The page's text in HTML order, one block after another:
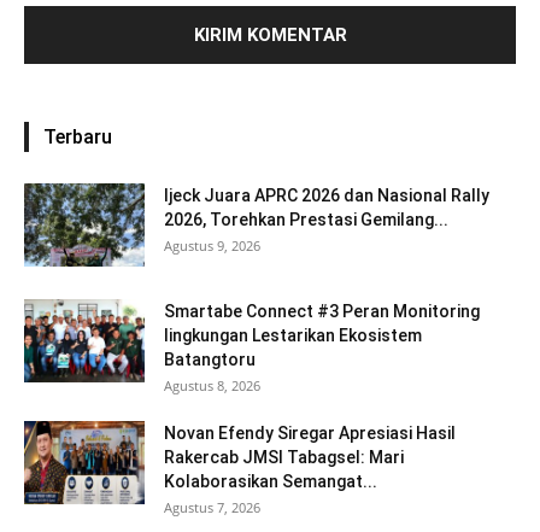
Terbaru
Ijeck Juara APRC 2026 dan Nasional Rally
2026, Torehkan Prestasi Gemilang...
Agustus 9, 2026
Smartabe Connect #3 Peran Monitoring
lingkungan Lestarikan Ekosistem
Batangtoru
Agustus 8, 2026
Novan Efendy Siregar Apresiasi Hasil
Rakercab JMSI Tabagsel: Mari
Kolaborasikan Semangat...
Agustus 7, 2026